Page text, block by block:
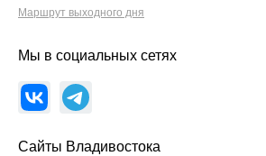
Маршрут выходного дня
Мы в социальных сетях
Сайты Владивостока